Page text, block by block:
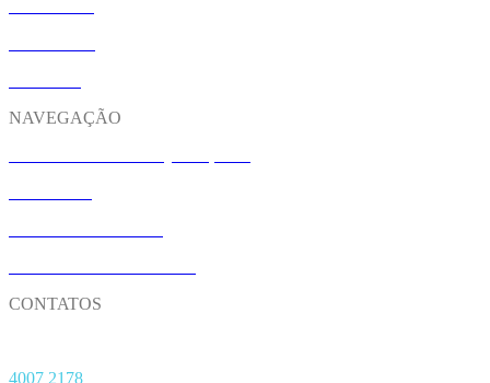
NAVEGAÇÃO
CONTATOS
4007 2178